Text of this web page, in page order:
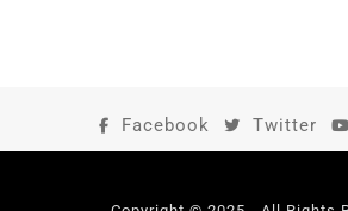
Facebook Twitter